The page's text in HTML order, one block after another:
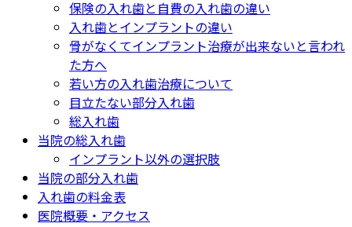
保険の入れ歯と自費の入れ歯の違い
入れ歯とインプラントの違い
骨がなくてインプラント治療が出来ないと言われ
た方へ
若い方の入れ歯治療について
目立たない部分入れ歯
総入れ歯
当院の総入れ歯
インプラント以外の選択肢
当院の部分入れ歯
入れ歯の料金表
医院概要・アクセス